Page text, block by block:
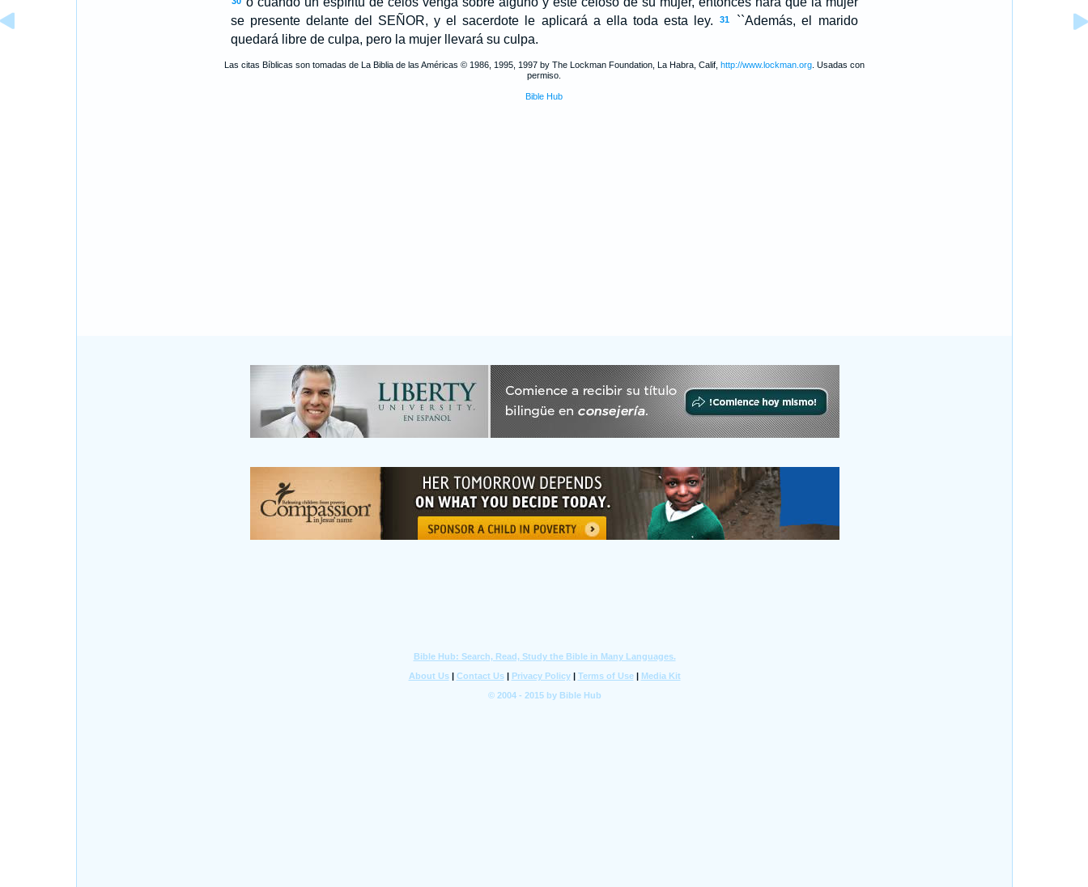
se presente delante del SEÑOR, y el sacerdote le aplicará a ella toda esta ley. 31
``Además, el marido
quedará libre de culpa, pero la mujer llevará su culpa.
Las citas Bíblicas son tomadas de La Biblia de las Américas © 1986, 1995, 1997 by The Lockman Foundation, La Habra, Calif, http://www.lockman.org. Usadas con
permiso.
Bible Hub